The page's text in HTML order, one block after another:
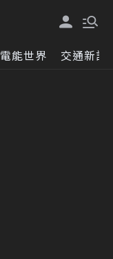
電能世界 交通新訊